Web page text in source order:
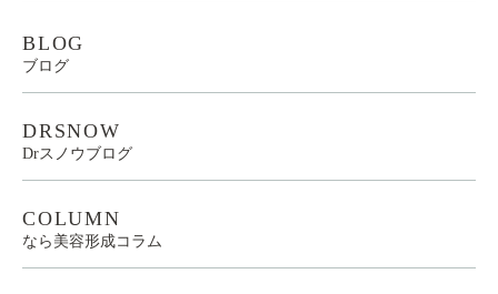
BLOG
ブログ
DRSNOW
Drスノウブログ
COLUMN
なら美容形成コラム